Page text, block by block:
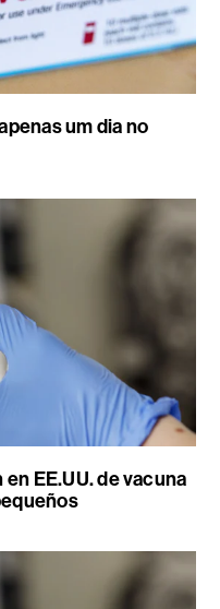
um dia no
EE.UU. de vacuna